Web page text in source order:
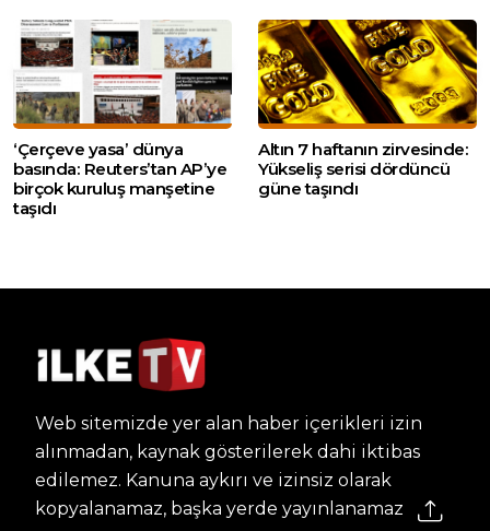
‘Çerçeve yasa’ dünya
basında: Reuters’tan AP’ye
birçok kuruluş manşetine
taşıdı
Altın 7 haftanın zirvesinde:
Yükseliş serisi dördüncü
güne taşındı
Web sitemizde yer alan haber içerikleri izin
alınmadan, kaynak gösterilerek dahi iktibas
edilemez. Kanuna aykırı ve izinsiz olarak
kopyalanamaz, başka yerde yayınlanamaz.